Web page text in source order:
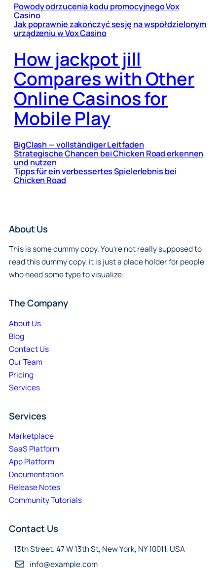
Powody odrzucenia kodu promocyjnego Vox
Casino
Jak poprawnie zakończyć sesję na współdzielonym
urządzeniu w Vox Casino
How jackpot jill
Compares with Other
Online Casinos for
Mobile Play
BigClash — vollständiger Leitfaden
Strategische Chancen bei Chicken Road erkennen
und nutzen
Tipps für ein verbessertes Spielerlebnis bei
Chicken Road
About Us
This is some dummy copy. You’re not really supposed to
read this dummy copy, it is just a place holder for people
who need some type to visualize.
The Company
About Us
Blog
Contact Us
Our Team
Pricing
Services
Services
Marketplace
SaaS Platform
App Platform
Documentation
Release Notes
Community Tutorials
Contact Us
13th Street. 47 W 13th St, New York, NY 10011, USA
info@example.com